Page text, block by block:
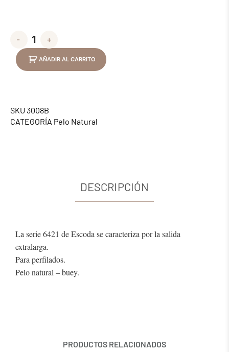
- +
AÑADIR AL CARRITO
SKU 3008B
CATEGORÍA Pelo Natural
DESCRIPCIÓN
La serie 6421 de Escoda se caracteriza por la salida
extralarga.
Para perfilados.
Pelo natural – buey.
PRODUCTOS RELACIONADOS